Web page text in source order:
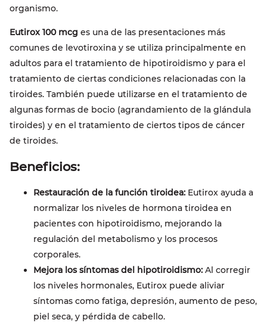
organismo.
Eutirox 100 mcg es una de las presentaciones más
comunes de levotiroxina y se utiliza principalmente en
adultos para el tratamiento de hipotiroidismo y para el
tratamiento de ciertas condiciones relacionadas con la
tiroides. También puede utilizarse en el tratamiento de
algunas formas de bocio (agrandamiento de la glándula
tiroides) y en el tratamiento de ciertos tipos de cáncer
de tiroides.
Beneficios:
Restauración de la función tiroidea: Eutirox ayuda a
normalizar los niveles de hormona tiroidea en
pacientes con hipotiroidismo, mejorando la
regulación del metabolismo y los procesos
corporales.
Mejora los síntomas del hipotiroidismo: Al corregir
los niveles hormonales, Eutirox puede aliviar
síntomas como fatiga, depresión, aumento de peso,
piel seca, y pérdida de cabello.